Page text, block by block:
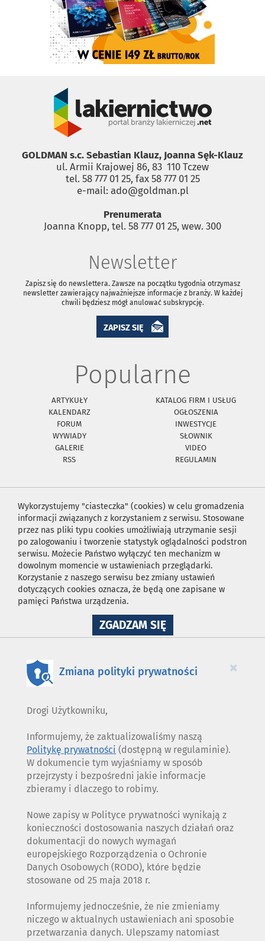
GOLDMAN s.c. Sebastian Klauz, Joanna Sęk-Klauz
ul. Armii Krajowej 86, 83 ­ 110 Tczew
tel. 58 777 01 25, fax 58 777 01 25
e-mail: ado@goldman.pl
Prenumerata
Joanna Knopp, tel. 58 777 01 25, wew. 300
Newsletter
Zapisz się do newslettera. Zawsze na początku tygodnia otrzymasz
newsletter zawierający najważniejsze informacje z branży. W każdej
chwili będziesz mógł anulować subskrypcję.
ZAPISZ SIĘ
Popularne
ARTYKUŁY
KATALOG FIRM I USŁUG
KALENDARZ
OGŁOSZENIA
FORUM
INWESTYCJE
WYWIADY
SŁOWNIK
GALERIE
VIDEO
RSS
REGULAMIN
Wykorzystujemy "ciasteczka" (cookies) w celu gromadzenia
informacji związanych z korzystaniem z serwisu. Stosowane
przez nas pliki typu cookies umożliwiają utrzymanie sesji
po zalogowaniu i tworzenie statystyk oglądalności podstron
serwisu. Możecie Państwo wyłączyć ten mechanizm w
dowolnym momencie w ustawieniach przeglądarki.
Korzystanie z naszego serwisu bez zmiany ustawień
dotyczących cookies oznacza, że będą one zapisane w
pamięci Państwa urządzenia.
ZGADZAM SIĘNA
WYKORZYSTANIE
×
Zmiana polityki prywatności
Drogi Użytkowniku,
Informujemy, że zaktualizowaliśmy naszą
Politykę prywatności (dostępną w regulaminie).
W dokumencie tym wyjaśniamy w sposób
przejrzysty i bezpośredni jakie informacje
zbieramy i dlaczego to robimy.
Nowe zapisy w Polityce prywatności wynikają z
konieczności dostosowania naszych działań oraz
dokumentacji do nowych wymagań
europejskiego Rozporządzenia o Ochronie
Danych Osobowych (RODO), które będzie
stosowane od 25 maja 2018 r.
Informujemy jednocześnie, że nie zmieniamy
niczego w aktualnych ustawieniach ani sposobie
przetwarzania danych. Ulepszamy natomiast